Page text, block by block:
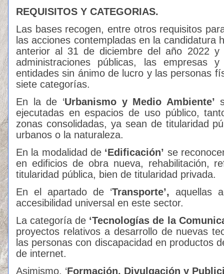
REQUISITOS Y CATEGORIAS.
Las bases recogen, entre otros requisitos
las acciones contempladas en la candidatura
anterior al 31 de diciembre del año 2022 y
administraciones públicas, las empresas
entidades sin ánimo de lucro y las personas
siete categorías.
En la de ‘Urbanismo y Medio Ambiente’
ejecutadas en espacios de uso público,
zonas consolidadas, ya sean de titularidad
urbanos o la naturaleza.
En la modalidad de ‘Edificación’ se
en edificios de obra nueva, rehabilitación,
titularidad pública, bien de titularidad privada.
En el apartado de ‘Transporte’, aquellas
accesibilidad universal en este sector.
La categoría de ‘Tecnologías de la
proyectos relativos a desarrollo de nuevas
las personas con discapacidad en productos
de internet.
Asimismo, ‘Formación, Divulgación y